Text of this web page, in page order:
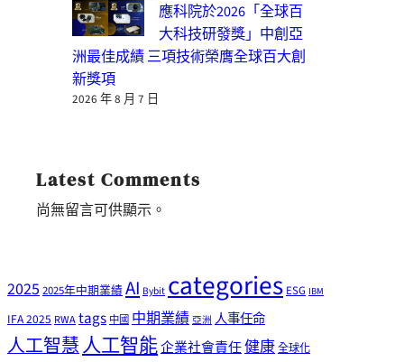
應科院於2026「全球百
大科技研發獎」中創亞
洲最佳成績 三項技術榮膺全球百大創
新獎項
2026 年 8 月 7 日
Latest Comments
尚無留言可供顯示。
20252025年中期業績AI Bybitcategories ESG IBM
IFA 2025 RWAtags中國 中期業績 亞洲 人事任命
人工智慧人工智能企業社會責任健康全球化